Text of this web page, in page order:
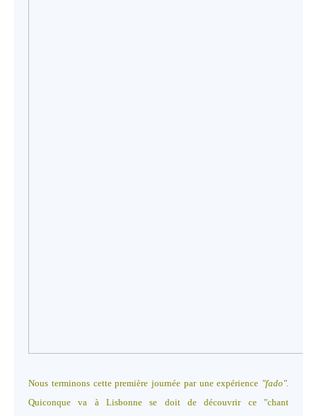
Nous terminons cette première journée par une expérience "fado".
Quiconque va à Lisbonne se doit de découvrir ce "chant